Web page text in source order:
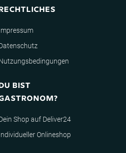
BIST
Shop auf Deliver24
Onlineshop